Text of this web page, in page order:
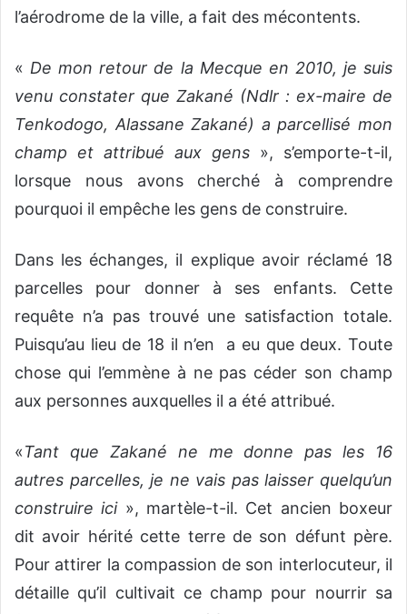
l’aérodrome de la ville, a fait des mécontents.
« De mon retour de la Mecque en 2010, je suis
venu constater que Zakané (Ndlr : ex-maire de
Tenkodogo, Alassane Zakané) a parcellisé mon
champ et attribué aux gens », s’emporte-t-il,
lorsque nous avons cherché à comprendre
pourquoi il empêche les gens de construire.
Dans les échanges, il explique avoir réclamé 18
parcelles pour donner à ses enfants. Cette
requête n’a pas trouvé une satisfaction totale.
Puisqu’au lieu de 18 il n’en a eu que deux. Toute
chose qui l’emmène à ne pas céder son champ
aux personnes auxquelles il a été attribué.
«Tant que Zakané ne me donne pas les 16
autres parcelles, je ne vais pas laisser quelqu’un
construire ici», martèle-t-il. Cet ancien boxeur
dit avoir hérité cette terre de son défunt père.
Pour attirer la compassion de son interlocuteur, il
détaille qu’il cultivait ce champ pour nourrir sa